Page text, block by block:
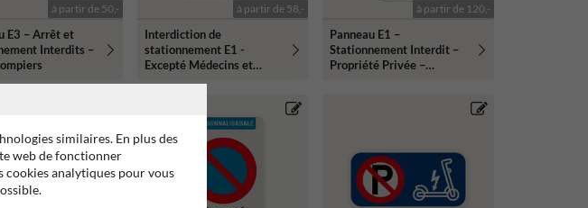
à partir de 50,-
E3 – Arrêt et
Interdits –
à partir de 58,-
Interdiction de
stationnement E1 -
Excepté Médecins et
à partir de 120,-
Panneau E1 –
Stationnement Interdit –
Propriété Privée –
similaires. En plus des
web de fonctionner
cookies analytiques pour vous